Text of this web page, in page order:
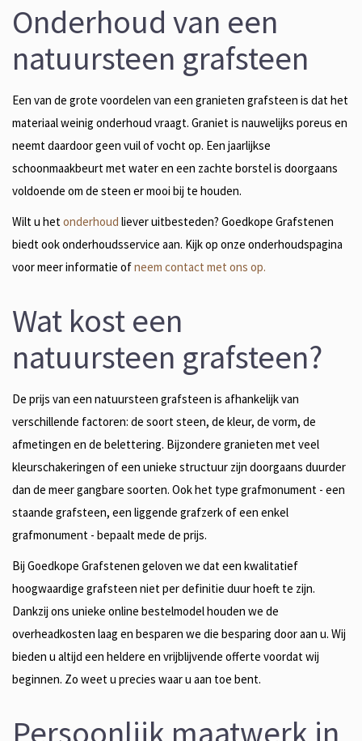
Onderhoud van een
natuursteen grafsteen
Een van de grote voordelen van een granieten grafsteen is dat het
materiaal weinig onderhoud vraagt. Graniet is nauwelijks poreus en
neemt daardoor geen vuil of vocht op. Een jaarlijkse
schoonmaakbeurt met water en een zachte borstel is doorgaans
voldoende om de steen er mooi bij te houden.
Wilt u het onderhoud liever uitbesteden? Goedkope Grafstenen
biedt ook onderhoudsservice aan. Kijk op onze onderhoudspagina
voor meer informatie ofneem contact met ons op.
Wat kost een
natuursteen grafsteen?
De prijs van een natuursteen grafsteen is afhankelijk van
verschillende factoren: de soort steen, de kleur, de vorm, de
afmetingen en de belettering. Bijzondere granieten met veel
kleurschakeringen of een unieke structuur zijn doorgaans duurder
dan de meer gangbare soorten. Ook het type grafmonument - een
staande grafsteen, een liggende grafzerk of een enkel
grafmonument - bepaalt mede de prijs.
Bij Goedkope Grafstenen geloven we dat een kwalitatief
hoogwaardige grafsteen niet per definitie duur hoeft te zijn.
Dankzij ons unieke online bestelmodel houden we de
overheadkosten laag en besparen we die besparing door aan u. Wij
bieden u altijd een heldere en vrijblijvende offerte voordat wij
beginnen. Zo weet u precies waar u aan toe bent.
Persoonlijk maatwerk in